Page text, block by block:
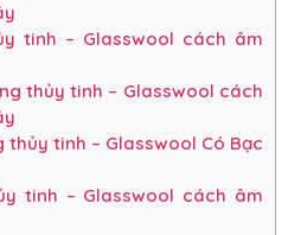
tinh – Glasswool cách âm
thủy tinh – Glasswool cách
tinh – Glasswool Có Bạc
tinh – Glasswool cách âm